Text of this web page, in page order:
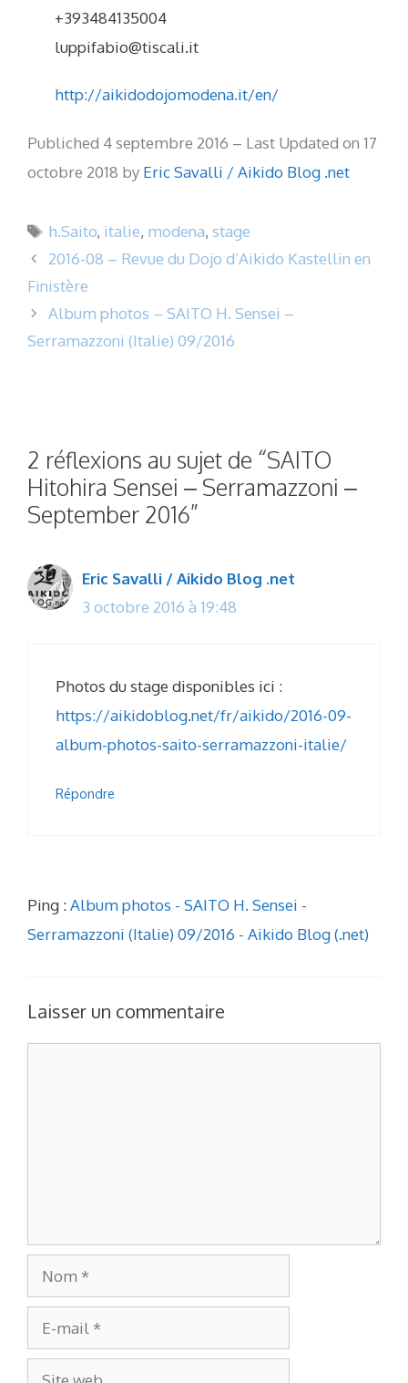
+393484135004
luppifabio@tiscali.it
http://aikidodojomodena.it/en/
Publiched 4 septembre 2016 – Last Updated on 17
octobre 2018 by Eric Savalli / Aikido Blog .net
Étiquettes
h.Saito, italie, modena,stage
2016-08 – Revue du Dojo d’Aikido Kastellin en
Finistère
Album photos – SAITO H. Sensei –
Serramazzoni (Italie) 09/2016
2 réflexions au sujet de “SAITO
Hitohira Sensei – Serramazzoni –
September 2016”
Eric Savalli / Aikido Blog .net
3 octobre 2016 à 19:48
Photos du stage disponibles ici :
https://aikidoblog.net/fr/aikido/2016-09-
album-photos-saito-serramazzoni-italie/
Répondre
Ping :Album photos - SAITO H. Sensei -
Serramazzoni (Italie) 09/2016 - Aikido Blog (.net)
Laisser un commentaire
Nom
mail
Site